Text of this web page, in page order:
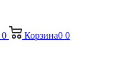
0 Корзина0 0